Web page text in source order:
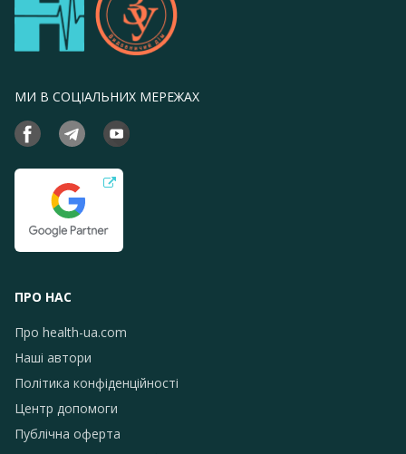
МИ В СОЦІАЛЬНИХ МЕРЕЖАХ
ПРО НАС
Про health-ua.com
Наші автори
Політика конфіденційності
Центр допомоги
Публічна оферта